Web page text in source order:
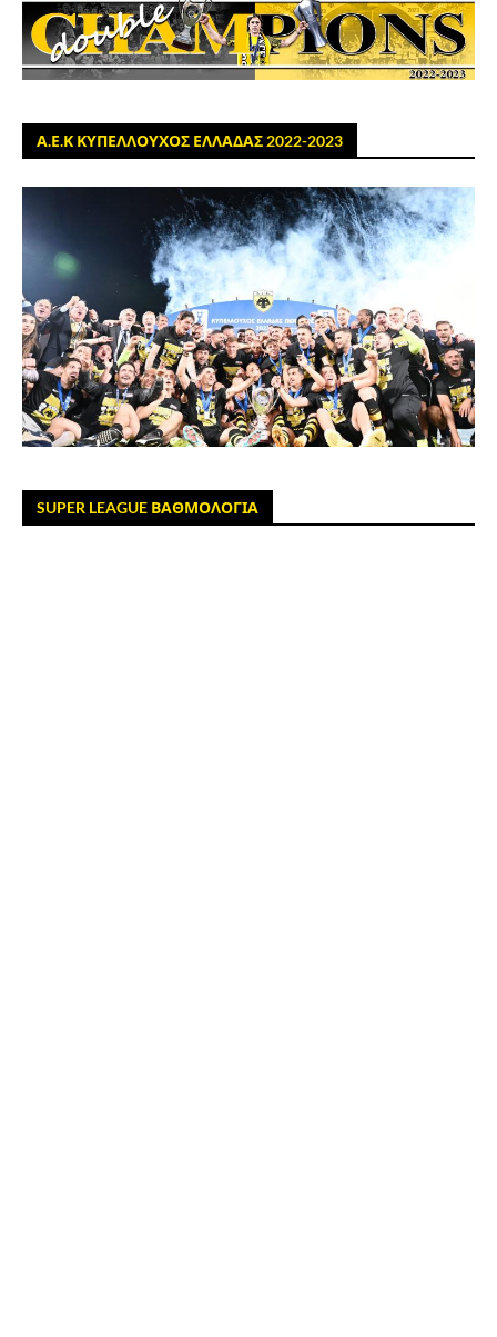
Α.Ε.Κ ΚΥΠΕΛΛΟΥΧΟΣ ΕΛΛΑΔΑΣ 2022-2023
SUPER LEAGUE ΒΑΘΜΟΛΟΓΙΑ